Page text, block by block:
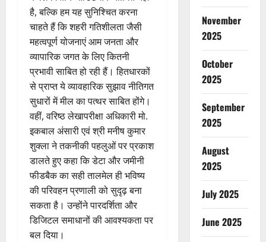
है, बल्कि हम यह सुनिश्चित करना
चाहते हैं कि शहरी गतिशीलता जैसी
महत्वपूर्ण योजनाएं आम जनता और
व्यापारिक जगत के लिए कितनी
प्रभावी साबित हो रही हैं। हितधारकों
से प्राप्त ये व्यावहारिक सुझाव नीतिगत
सुधारों में मील का पत्थर साबित होंगे।
वहीं, वरिष्ठ लेखापरीक्षा अधिकारी मो.
इकबाल अंसारी एवं श्री मनीष कुमार
शुक्ला ने तकनीकी पहलुओं पर प्रकाश
डालते हुए कहा कि डेटा और जमीनी
फीडबैक का सही तालमेल ही भविष्य
की परिवहन प्रणाली को सुदृढ़ बना
सकता है। उन्होंने पारदर्शिता और
डिजिटल समाधानों की आवश्यकता पर
बल दिया।
November
2025
October
2025
September
2025
August
2025
July 2025
June 2025